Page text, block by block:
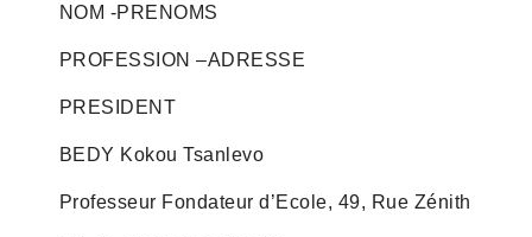
NOM -PRENOMS
PROFESSION –ADRESSE
PRESIDENT
BEDY Kokou Tsanlevo
Professeur Fondateur d’Ecole, 49, Rue Zénith